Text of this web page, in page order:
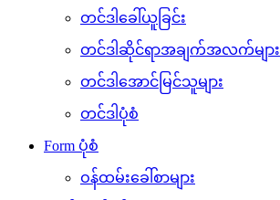
တင်ဒါခေါ်ယူခြင်း
တင်ဒါဆိုင်ရာအချက်အလက်များ
တင်ဒါအောင်မြင်သူများ
တင်ဒါပုံစံ
Form ပုံစံ
ဝန်ထမ်းခေါ်စာများ